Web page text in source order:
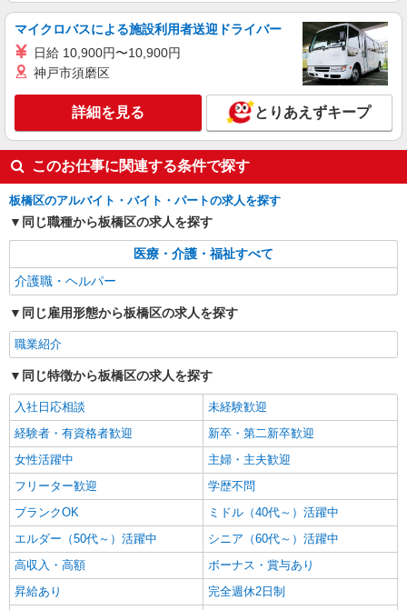
【実務者研修】 月給：255,000円 年収例：350
万円〜 【初任者研修】 月給：245,300円 年収例：
335万円〜 ※職務手当、（東京都）居住支援特別
手当、働きがい向上手当、日祝手当（月平均2回
分）、夜勤手当（月平均5回分）等、毎月平均的に
支払われる手当を含みます。 ※居住支援特別手当
は勤続5年目までの方はさらに1万円支給（再入社
は除く） ◎賞与：基本給2.08ヶ月分/年支給 ◎残
業時は別途時間外手当支給（超過1分〜）
東京都板橋区東新町1丁目29-6
キープ 詳細を見る
マイクロバスによる施設利用者送迎ドライバー
日給 10,900円〜10,900円
神戸市須磨区
詳細を見る とりあえずキープ
このお仕事に関連する条件で探す
板橋区のアルバイト・バイト・パートの求人を探す
同じ職種から板橋区の求人を探す
医療・介護・福祉すべて
介護職・ヘルパー
同じ雇用形態から板橋区の求人を探す
職業紹介
同じ特徴から板橋区の求人を探す
入社日応相談
未経験歓迎
経験者・有資格者歓迎
新卒・第二新卒歓迎
女性活躍中
主婦・主夫歓迎
フリーター歓迎
学歴不問
ブランクOK
ミドル（40代～）活躍中
エルダー（50代～）活躍中
シニア（60代～）活躍中
高収入・高額
ボーナス・賞与あり
昇給あり
完全週休2日制